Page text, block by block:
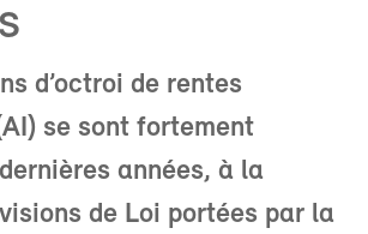
d’octroi de rentes
se sont fortement
années, à la
de Loi portées par la